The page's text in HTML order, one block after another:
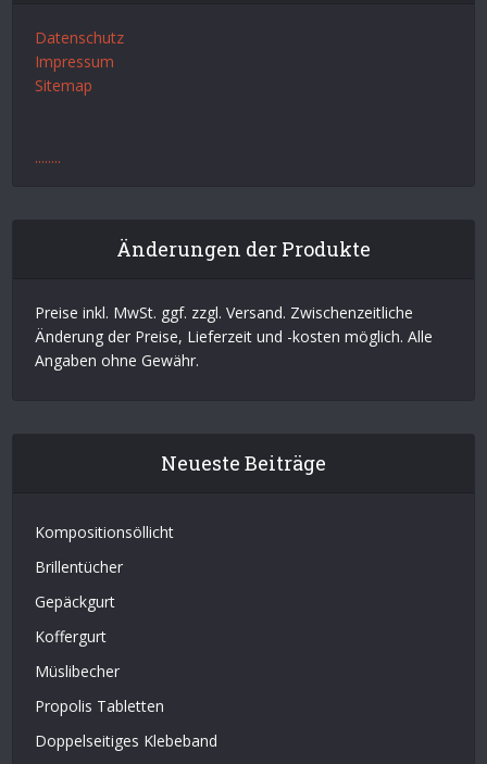
Datenschutz
Impressum
Sitemap
........
Änderungen der Produkte
Preise inkl. MwSt. ggf. zzgl. Versand. Zwischenzeitliche
Änderung der Preise, Lieferzeit und -kosten möglich. Alle
Angaben ohne Gewähr.
Neueste Beiträge
Kompositionsöllicht
Brillentücher
Gepäckgurt
Koffergurt
Müslibecher
Propolis Tabletten
Doppelseitiges Klebeband